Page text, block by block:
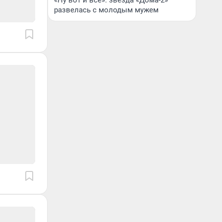
развелась с молодым мужем